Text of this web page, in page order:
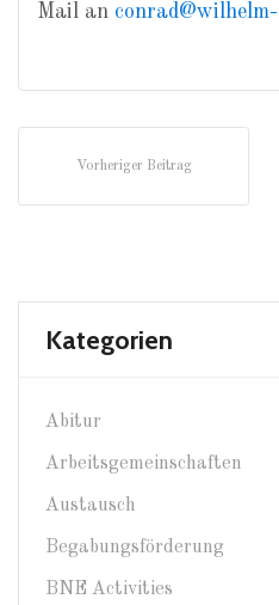
Mail an
Vorheriger Beitrag
Kategorien
Abitur
Arbeitsgemeinschaften
Austausch
Begabungsförderung
BNE Activities